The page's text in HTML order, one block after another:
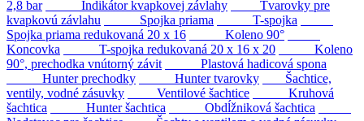
2,8 bar
Indikátor kvapkovej závlahy
Tvarovky pre
kvapkovú závlahu
Spojka priama
T-spojka
Spojka priama redukovaná 20 x 16
Koleno 90°
Koncovka
T-spojka redukovaná 20 x 16 x 20
Koleno
90°, prechodka vnútorný závit
Plastová hadicová spona
Hunter prechodky
Hunter tvarovky
Šachtice,
ventily, vodné zásuvky
Ventilové šachtice
Kruhová
šachtica
Hunter šachtica
Obdĺžniková šachtica